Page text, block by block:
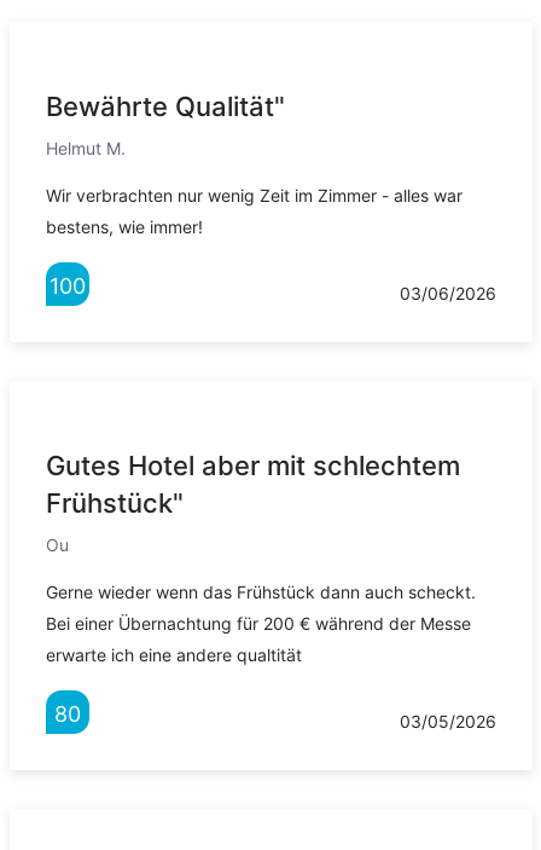
Bewährte Qualität"
Helmut M.
Wir verbrachten nur wenig Zeit im Zimmer - alles war
bestens, wie immer!
100 03/06/2026
Gutes Hotel aber mit schlechtem
Frühstück"
Ou
Gerne wieder wenn das Frühstück dann auch scheckt.
Bei einer Übernachtung für 200 € während der Messe
erwarte ich eine andere qualtität
80 03/05/2026